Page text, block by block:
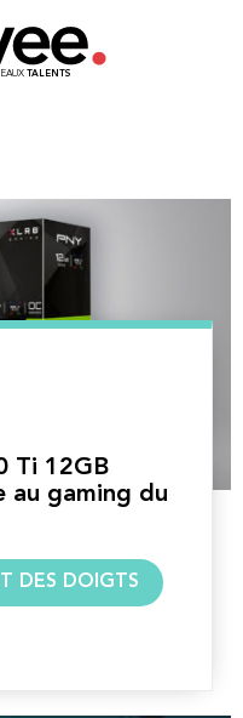
TALENTS
Ti 12GB
au gaming du
DES DOIGTS